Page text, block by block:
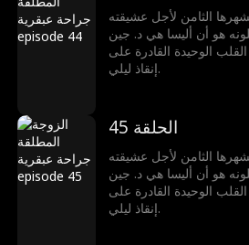
الثامن لأجل عشيقته
هو أن أليسا هي د. جين
الوحيدة القادرة على
إنقاذ ليلي.
الحلقة 45
الثامن لأجل عشيقته
هو أن أليسا هي د. جين
الوحيدة القادرة على
إنقاذ ليلي.